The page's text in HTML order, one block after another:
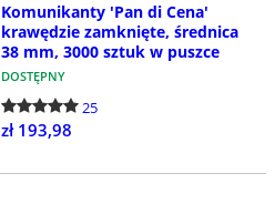
Komunikanty 'Pan di Cena'
krawędzie zamknięte, średnica
38 mm, 3000 sztuk w puszce
DOSTĘPNY
25
zł 193,98